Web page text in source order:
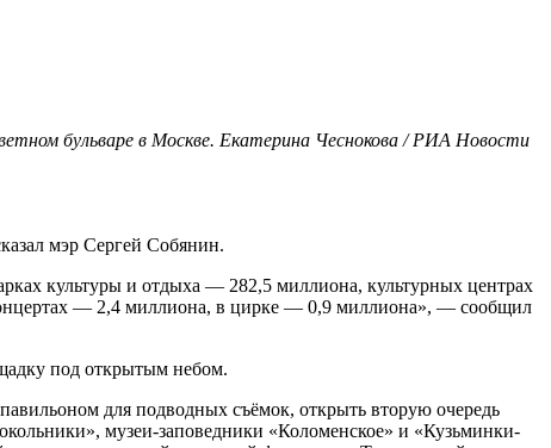
бульваре в Москве. Екатерина Чеснокова / РИА Новости
мэр Сергей Собянин.
культуры и отдыха — 282,5 миллиона, культурных центрах
— 2,4 миллиона, в цирке — 0,9 миллиона», — сообщил
под открытым небом.
для подводных съёмок, открыть вторую очередь
музеи-заповедники «Коломенское» и «Кузьминки-